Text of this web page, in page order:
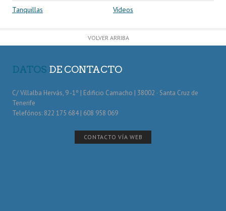
Tanquillas
Vídeos
VOLVER ARRIBA
DATOS DE CONTACTO
C/ Villalba Hervás, 9 -1º | Edificio Camacho | 38002 · Santa Cruz de
Tenerife
Telefónos: 822 175 684 | 608 958 069
CONTACTO VÍA WEB